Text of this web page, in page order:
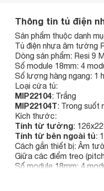
Thông tin tủ điện
Sản phẩm thuộc danh
Tủ điện nhựa âm tường
Dòng sản phẩm: Resi 9
Số module 18mm: 4
Số lượng hàng ngang: 1
Loại cửa tủ:
MIP22104: Trắng
MIP22104T: Trong suốt
Kích thước:
Tính từ tường:
Tính từ bên ngoài tủ:
Cách gắn thiết bị: Âm
Giữa các điểm treo
Số module 18mm: 4